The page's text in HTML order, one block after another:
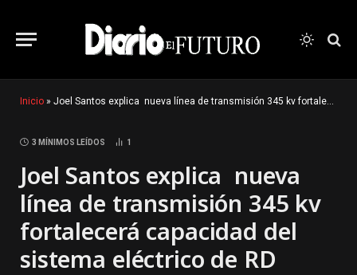
Inicio » Joel Santos explica nueva línea de transmisión 345 kv fortalecerá capacidad del sistema eléctrico de RD
3 MÍNIMOS LEÍDOS 1
Joel Santos explica nueva
línea de transmisión 345 kv
fortalecerá capacidad del
sistema eléctrico de RD